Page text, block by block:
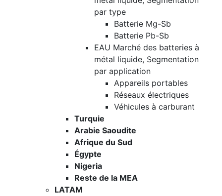
par type
Batterie Mg-Sb
Batterie Pb-Sb
EAU Marché des batteries à
métal liquide, Segmentation
par application
Appareils portables
Réseaux électriques
Véhicules à carburant
Turquie
Arabie Saoudite
Afrique du Sud
Égypte
Nigeria
Reste de la MEA
LATAM